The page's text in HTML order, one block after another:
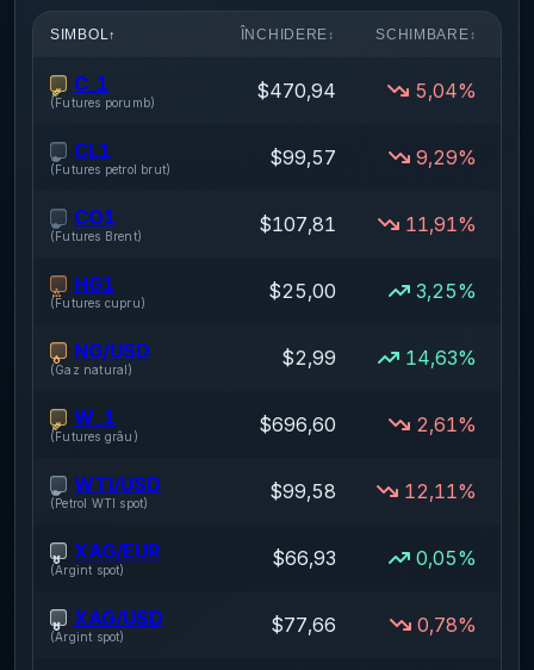
SIMBOL↑ ÎNCHIDERE↕ SCHIMBARE↕
C_1
(Futures porumb) $470,94 5,04%
CL1
(Futures petrol brut) $99,57 9,29%
CO1
(Futures Brent) $107,81 11,91%
HG1
(Futures cupru) $25,00 3,25%
NG/USD
(Gaz natural) $2,99 14,63%
W_1
(Futures grâu ) $696,60 2,61%
WTI/USD
(Petrol WTI spot) $99,58 12,11%
XAG/EUR
(Argint spot) $66,93 0,05%
XAG/USD
(Argint spot) $77,66 0,78%